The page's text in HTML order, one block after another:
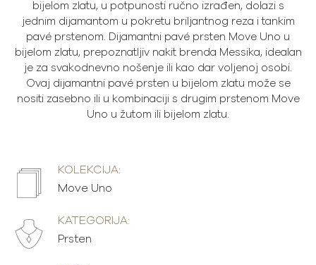
bijelom zlatu, u potpunosti ručno izrađen, dolazi s
jednim dijamantom u pokretu briljantnog reza i tankim
pavé prstenom. Dijamantni pavé prsten Move Uno u
bijelom zlatu, prepoznatljiv nakit brenda Messika, idealan
je za svakodnevno nošenje ili kao dar voljenoj osobi.
Ovaj dijamantni pavé prsten u bijelom zlatu može se
nositi zasebno ili u kombinaciji s drugim prstenom Move
Uno u žutom ili bijelom zlatu.
KOLEKCIJA:
Move Uno
KATEGORIJA:
Prsten